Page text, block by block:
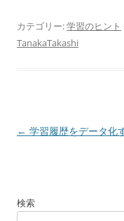
カテゴリー:学習のヒント
TanakaTakashi
投
ゲ
← 学習履歴をデータ化
検索